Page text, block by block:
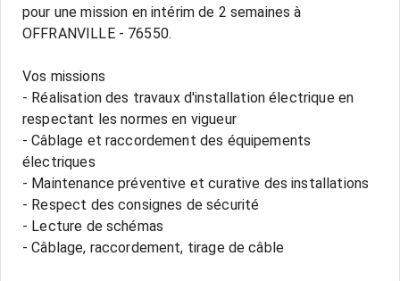
pour une mission en intérim de 2 semaines à
OFFRANVILLE - 76550.
Vos missions
- Réalisation des travaux d'installation électrique en
respectant les normes en vigueur
- Câblage et raccordement des équipements
électriques
- Maintenance préventive et curative des installations
- Respect des consignes de sécurité
- Lecture de schémas
- Câblage, raccordement, tirage de câble